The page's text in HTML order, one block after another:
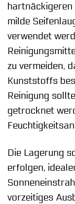
hartnäckigeren
milde
verwendet
zu vermeiden,
Kunststoffs
Reinigung
getrocknet
Die Lagerung
erfolgen,
vorzeitiges